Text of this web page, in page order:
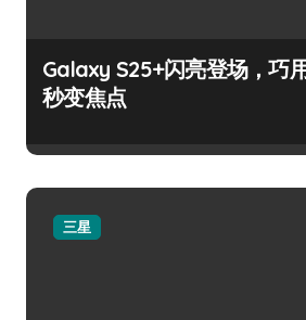
Galaxy S25+闪亮登场，巧
秒变焦点
三星